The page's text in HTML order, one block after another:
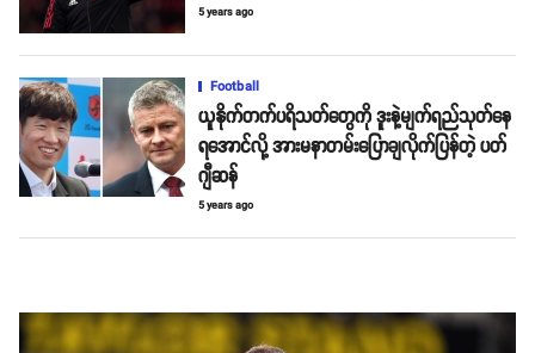
5 years ago
Football
ယူနိုက်တက်ပရိသတ်တွေကို ဒူးနဲ့မျက်ရည်သုတ်နေ
ရအောင်လို့ အားမနာတမ်းပြောချလိုက်ပြန်တဲ့ ပတ်
ဂျီဆန်
5 years ago